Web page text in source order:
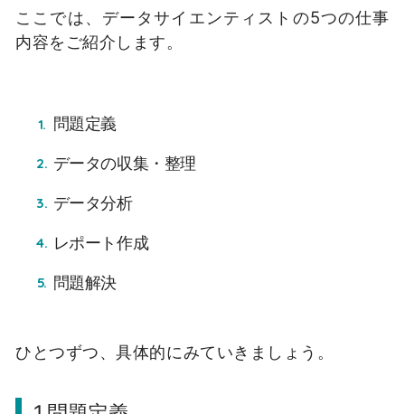
ここでは、データサイエンティストの5つの仕事
内容をご紹介します。
問題定義
データの収集・整理
データ分析
レポート作成
問題解決
ひとつずつ、具体的にみていきましょう。